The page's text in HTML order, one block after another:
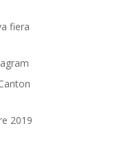
fiera
2019